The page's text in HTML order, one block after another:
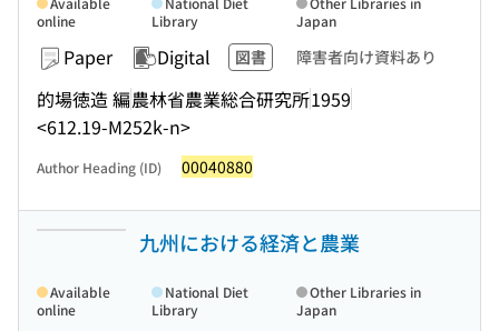
Paper Digital 図書 障害者向け資料あり
的場徳造 編農林省農業総合研究所1959
<612.19-M252k-n>
online
Library
Japan
Author Heading (ID) 00040880
九州における経済と農業
Available
online
National Diet
Library
Other Libraries in
Japan